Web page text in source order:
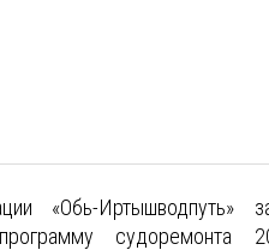
«Обь-Иртышводпуть»
судоремонта